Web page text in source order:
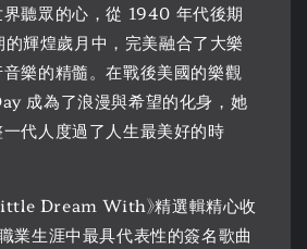
聽眾的心，從 1940 年代後期
輝煌歲月中，完美融合了大樂
樂的精髓。在戰後美國的樂觀
成為了浪漫與希望的化身，她
代人度過了人生最美好的時
Dream With》精選輯精心收
生涯中最具代表性的簽名歌曲